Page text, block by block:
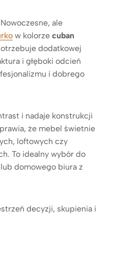
ale
w kolorze cuban
dodatkowej
i głęboki odcień
i dobrego
i nadaje konstrukcji
że mebel świetnie
loftowych czy
To idealny wybór do
domowego biura z
decyzji, skupienia i